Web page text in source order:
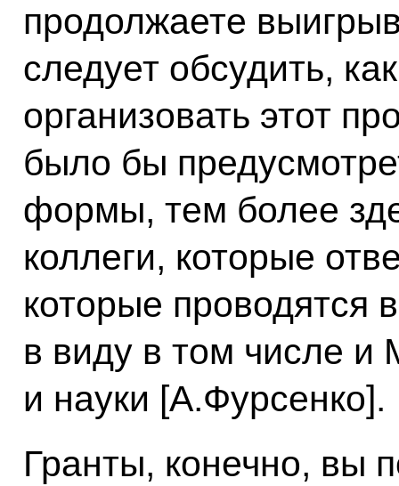
продолжаете
следует обсудить,
организовать этот
было бы
формы, тем более
коллеги, которые
которые проводятся
в виду в том числе и
и науки [А.Фурсенко].
Гранты, конечно, вы